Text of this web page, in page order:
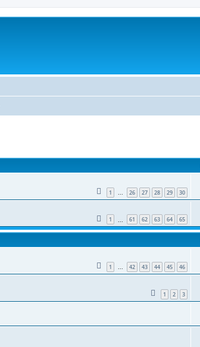
1 ... 26 27 28 29 30
1 61 62 63 64 65
1 ... 42 43 44 45 46
1 2 3